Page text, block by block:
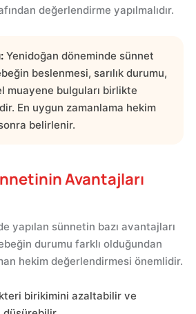
değerlendirme yapılmalıdır.
Yenidoğan döneminde sünnet
beslenmesi, sarılık durumu,
muayene bulguları birlikte
En uygun zamanlama hekim
belirlenir.
Avantajları
yapılan sünnetin bazı avantajları
durumu farklı olduğundan
hekim değerlendirmesi önemlidir.
birikimini azaltabilir ve